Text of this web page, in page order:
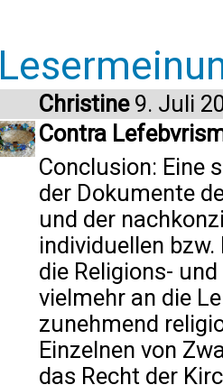
Christine9. Juli
Contra
Conclusion: Eine
der Dokumente
und der
individuellen
die Religions-
vielmehr an die
zunehmend
Einzelnen von
das Recht der